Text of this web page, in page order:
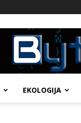
EKOLOGIJA